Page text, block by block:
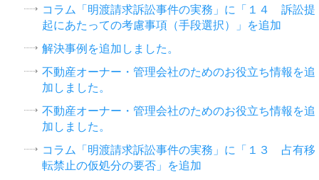
コラム「明渡請求訴訟事件の実務」に「１４ 訴訟提
起にあたっての考慮事項（手段選択）」を追加
解決事例を追加しました。
不動産オーナー・管理会社のためのお役立ち情報を追
加しました。
不動産オーナー・管理会社のためのお役立ち情報を追
加しました。
コラム「明渡請求訴訟事件の実務」に「１３ 占有移
転禁止の仮処分の要否」を追加